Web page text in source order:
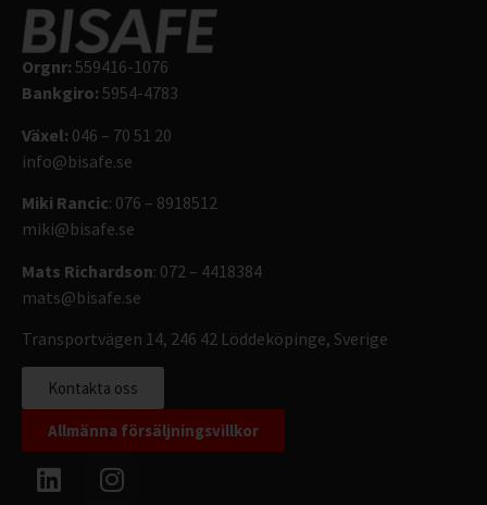
Orgnr: 559416-1076
Bankgiro: 5954-4783
Växel: 046 – 70 51 20
info@bisafe.se
Miki Rancic: 076 – 8918512
miki@bisafe.se
Mats Richardson: 072 – 4418384
mats@bisafe.se
Transportvägen 14, 246 42 Löddeköpinge, Sverige
Kontakta oss
Allmänna försäljningsvillkor